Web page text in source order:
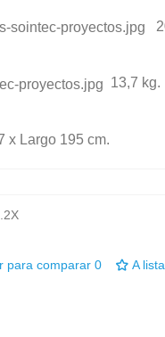
13,7 kg.
x Largo 195 cm.
para comparar 0 A